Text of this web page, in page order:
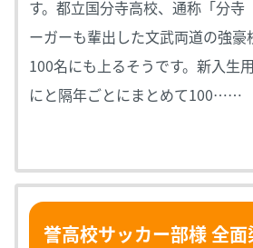
す。都立国分寺高校、通称「分寺
ーガーも輩出した文武両道の強豪
100名にも上るそうです。新入生
にと隔年ごとにまとめて100……
誉高校サッカー部様 全